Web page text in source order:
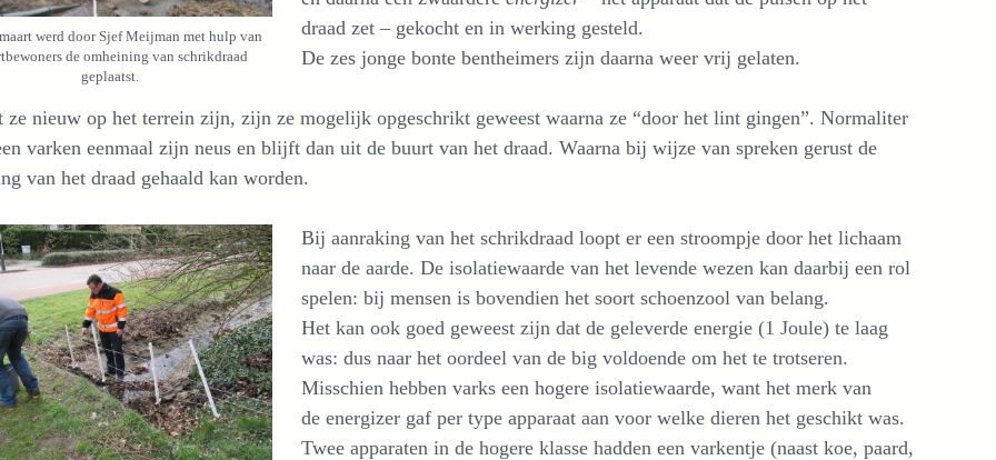
werd door Sjef Meijman met hulp van
de omheining van schrikdraad
geplaatst.
draad zet – gekocht en in werking gesteld.
De zes jonge bonte bentheimers zijn daarna weer vrij gelaten.
ze nieuw op het terrein zijn, zijn ze mogelijk opgeschrikt geweest waarna ze “door het lint gingen”. Normaliter
varken eenmaal zijn neus en blijft dan uit de buurt van het draad. Waarna bij wijze van spreken gerust de
van het draad gehaald kan worden.
Bij aanraking van het schrikdraad loopt er een stroompje door het lichaam
naar de aarde. De isolatiewaarde van het levende wezen kan daarbij een rol
spelen: bij mensen is bovendien het soort schoenzool van belang.
Het kan ook goed geweest zijn dat de geleverde energie (1 Joule) te laag
was: dus naar het oordeel van de big voldoende om het te trotseren.
Misschien hebben varks een hogere isolatiewaarde, want het merk van
de energizer gaf per type apparaat aan voor welke dieren het geschikt was.
Twee apparaten in de hogere klasse hadden een varkentje (naast koe, paard,